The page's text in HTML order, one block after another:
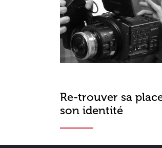
Re-trouver sa
son identité